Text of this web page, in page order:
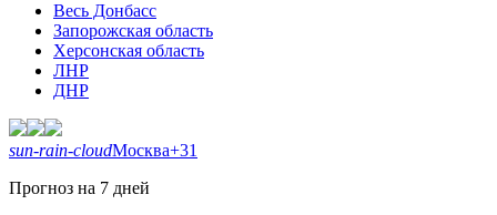
Весь Донбасс
Запорожская область
Херсонская область
ЛНР
ДНР
sun-rain-cloudМосква+31
Прогноз на 7 дней